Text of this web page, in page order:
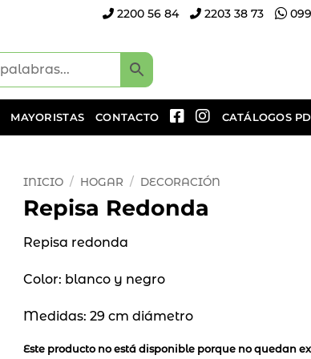
2200 56 84 2203 38 73
MAYORISTAS CONTACTO CATÁLOGOS
INICIO / HOGAR / DECORACIÓN
Repisa Redonda
Repisa redonda
Color: blanco y negro
Medidas: 29 cm diámetro
Este producto no está disponible porque no quedan